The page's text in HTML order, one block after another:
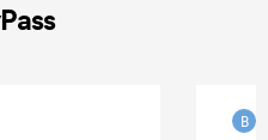
B